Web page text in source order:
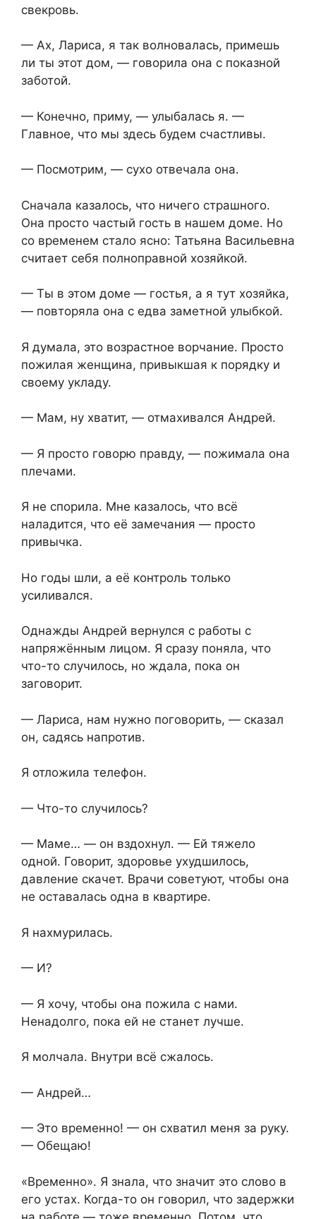
свекровь.
— Ах, Лариса, я так волновалась, примешь
ли ты этот дом, — говорила она с показной
заботой.
— Конечно, приму, — улыбалась я. —
Главное, что мы здесь будем счастливы.
— Посмотрим, — сухо отвечала она.
Сначала казалось, что ничего страшного.
Она просто частый гость в нашем доме. Но
со временем стало ясно: Татьяна Васильевна
считает себя полноправной хозяйкой.
— Ты в этом доме — гостья, а я тут хозяйка,
— повторяла она с едва заметной улыбкой.
Я думала, это возрастное ворчание. Просто
пожилая женщина, привыкшая к порядку и
своему укладу.
— Мам, ну хватит, — отмахивался Андрей.
— Я просто говорю правду, — пожимала она
плечами.
Я не спорила. Мне казалось, что всё
наладится, что её замечания — просто
привычка.
Но годы шли, а её контроль только
усиливался.
Однажды Андрей вернулся с работы с
напряжённым лицом. Я сразу поняла, что
что-то случилось, но ждала, пока он
заговорит.
— Лариса, нам нужно поговорить, — сказал
он, садясь напротив.
Я отложила телефон.
— Что-то случилось?
— Маме… — он вздохнул. — Ей тяжело
одной. Говорит, здоровье ухудшилось,
давление скачет. Врачи советуют, чтобы она
не оставалась одна в квартире.
Я нахмурилась.
— И?
— Я хочу, чтобы она пожила с нами.
Ненадолго, пока ей не станет лучше.
Я молчала. Внутри всё сжалось.
— Андрей…
— Это временно! — он схватил меня за руку.
— Обещаю!
«Временно». Я знала, что значит это слово в
его устах. Когда-то он говорил, что задержки